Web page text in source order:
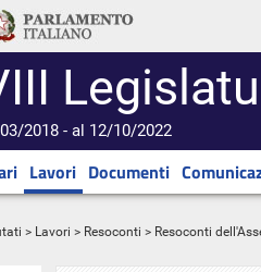
2018 - al 12/10/2022
Lavori Documenti
> Lavori > Resoconti > Resoconti